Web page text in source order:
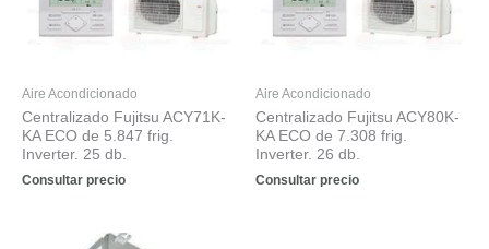
Aire Acondicionado
Centralizado Fujitsu ACY71K-
KA ECO de 5.847 frig.
Inverter. 25 db.
Consultar precio
Aire Acondicionado
Centralizado Fujitsu ACY80K-
KA ECO de 7.308 frig.
Inverter. 26 db.
Consultar precio